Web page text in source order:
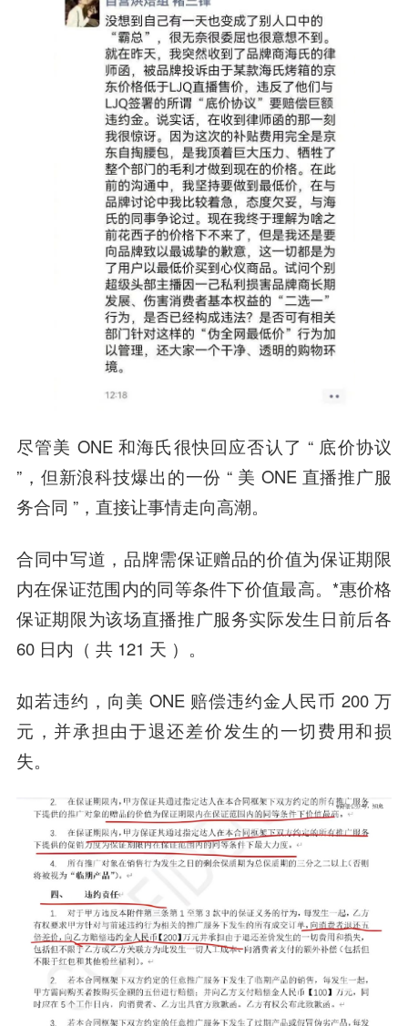
尽管美 ONE 和海氏很快回应否认了 “ 底价协议
”，但新浪科技爆出的一份 “ 美 ONE 直播推广服
务合同 ”，直接让事情走向高潮。
合同中写道，品牌需保证赠品的价值为保证期限
内在保证范围内的同等条件下价值最高。*惠价格
保证期限为该场直播推广服务实际发生日前后各
60 日内（ 共 121 天 ）。
如若违约，向美 ONE 赔偿违约金人民币 200 万
元，并承担由于退还差价发生的一切费用和损
失。